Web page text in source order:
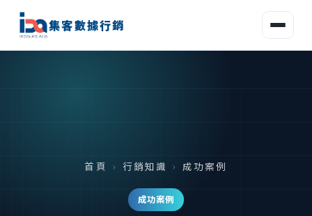
集客數據行銷
首頁 › 行銷知識 › 成功案例
成功案例